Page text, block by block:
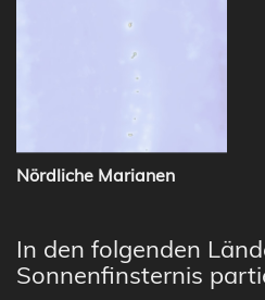
Nördliche Marianen
In den folgenden
Sonnenfinsternis